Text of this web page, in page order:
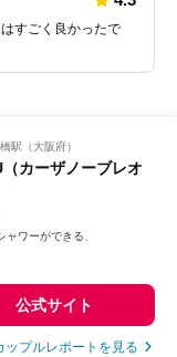
すごく良かったで
駅（大阪府）
カーザノーブレオ
ャワーができる
公式サイト
ップルレポートを見る